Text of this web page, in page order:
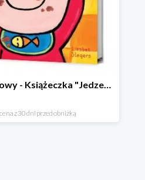
Hit cenowy - Książeczka "Jedzenie"
z 30 dni przed obniżką